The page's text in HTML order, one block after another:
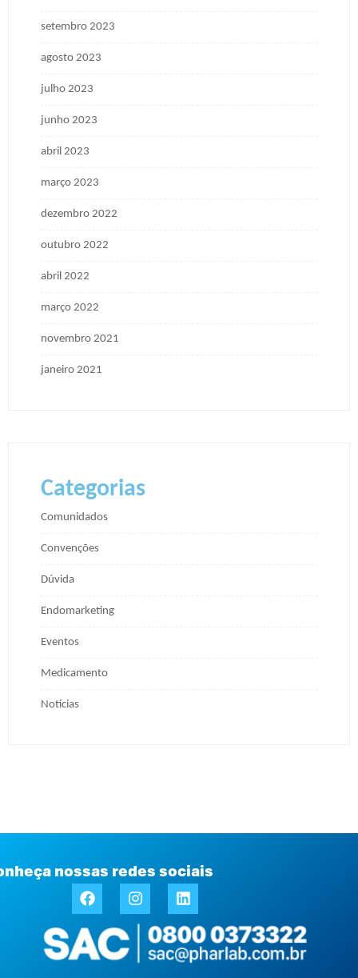
setembro 2023
agosto 2023
julho 2023
junho 2023
abril 2023
março 2023
dezembro 2022
outubro 2022
abril 2022
março 2022
novembro 2021
janeiro 2021
Categorias
Comunidados
Convenções
Dúvida
Endomarketing
Eventos
Medicamento
Notícias
nossas redes sociais